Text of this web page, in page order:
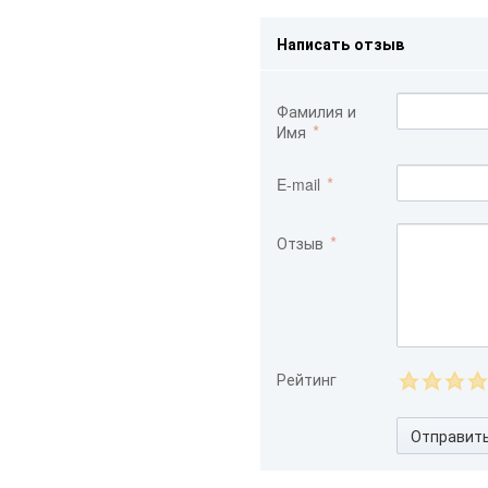
Написать отзыв
Фамилия и
Имя
E-mail
Отзыв
Рейтинг